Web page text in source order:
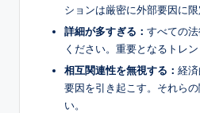
ションは厳密に外部要因に限
詳細が多すぎる： すべての
ください。重要となるトレ
相互関連性を無視する： 経
要因を引き起こす。それら
い。